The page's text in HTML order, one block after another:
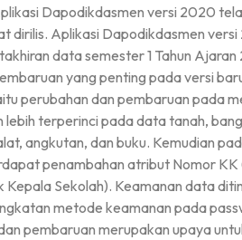
Dapodikdasmen versi 2020
dirilis. Aplikasi Dapodikdasmen
data semester 1 Tahun
yang penting pada versi
perubahan dan pembaruan pada
lebih terperinci pada data tanah,
angkutan, dan buku. Kemudian
penambahan atribut Nomor KK
Kepala Sekolah). Keamanan data
metode keamanan pada
pembaruan merupakan upaya